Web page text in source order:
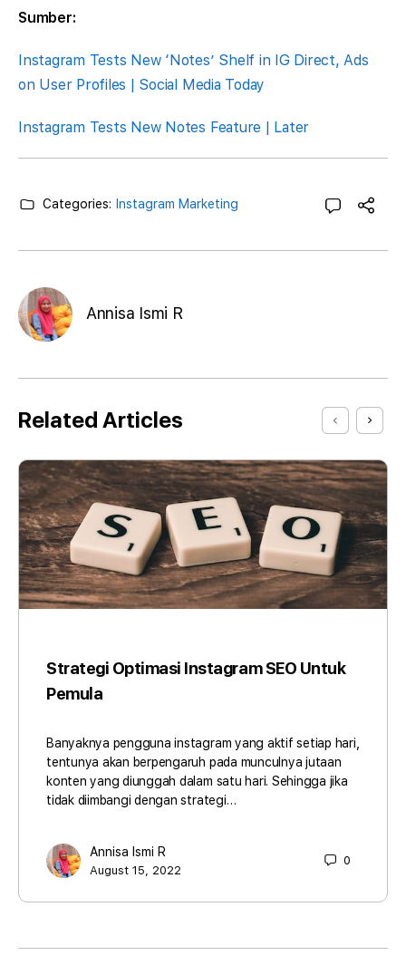
Sumber:
Instagram Tests New ‘Notes’ Shelf in IG Direct, Ads
on User Profiles | Social Media Today
Instagram Tests New Notes Feature | Later
Categories: Instagram Marketing
Annisa Ismi R
Related Articles
Strategi Optimasi Instagram SEO Untuk
Pemula
Banyaknya pengguna instagram yang aktif setiap hari,
tentunya akan berpengaruh pada munculnya jutaan
konten yang diunggah dalam satu hari. Sehingga jika
tidak diimbangi dengan strategi…
Annisa Ismi R
August 15, 2022
0